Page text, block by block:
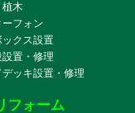
木
ーフォン
ックス設置
置・修理
デッキ設置・修理
フォーム